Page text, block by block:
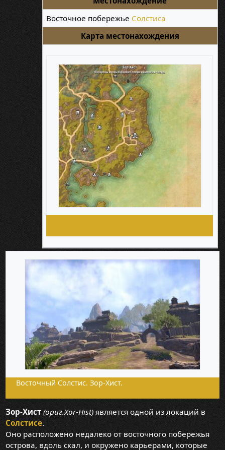
Восточное побережье Солстиса
Карта местонахождения
Восточный Солстис. Зор-Хист.
Зор-Хист (ориг.Xor-Hist)является одной из локаций в
Солстисе.
Оно расположено недалеко от восточного побережья
острова, вдоль скал, и окружено карьерами, которые